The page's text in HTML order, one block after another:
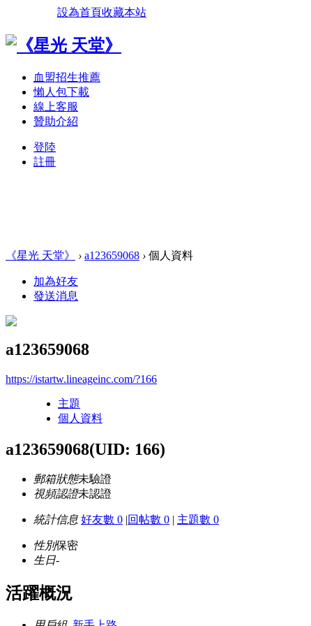
設為首頁收藏本站
血盟招生推薦
懶人包下載
線上客服
贊助介紹
登陸
註冊
《星光 天堂》 › a123659068 › 個人資料
加為好友
發送消息
a123659068
https://istartw.lineageinc.com/?166
主題
個人資料
a123659068(UID: 166)
郵箱狀態未驗證
視頻認證未認證
統計信息 好友數 0 |回帖數 0 | 主題數 0
性別保密
生日-
活躍概況